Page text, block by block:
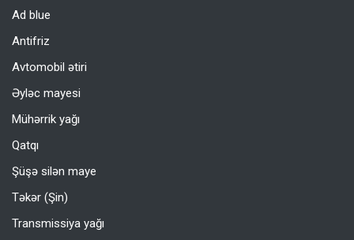
Ad blue
Antifriz
Avtomobil ətiri
Əyləc mayesi
Mühərrik yağı
Qatqı
Şüşə silən maye
Təkər (Şin)
Transmissiya yağı